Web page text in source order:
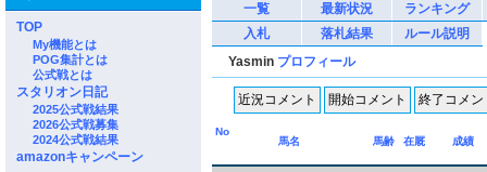
TOP
My機能とは
POG集計とは
公式戦とは
スタリオン日記
2025公式戦結果
2026公式戦募集
2024公式戦結果
amazonキャンペーン
一覧 最新状況
ランキング
入札
落札結果
ルール説明
Yasmin プロフィール
No
馬名
馬齢 在厩 成績